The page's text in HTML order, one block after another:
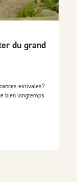
du grand
estivales?
bien longtemps